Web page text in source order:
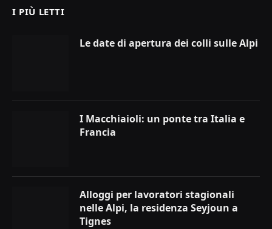
I PIÙ LETTI
Le date di apertura dei colli sulle Alpi
I Macchiaioli: un ponte tra Italia e
Francia
Alloggi per lavoratori stagionali
nelle Alpi, la residenza Seyjoun a
Tignes